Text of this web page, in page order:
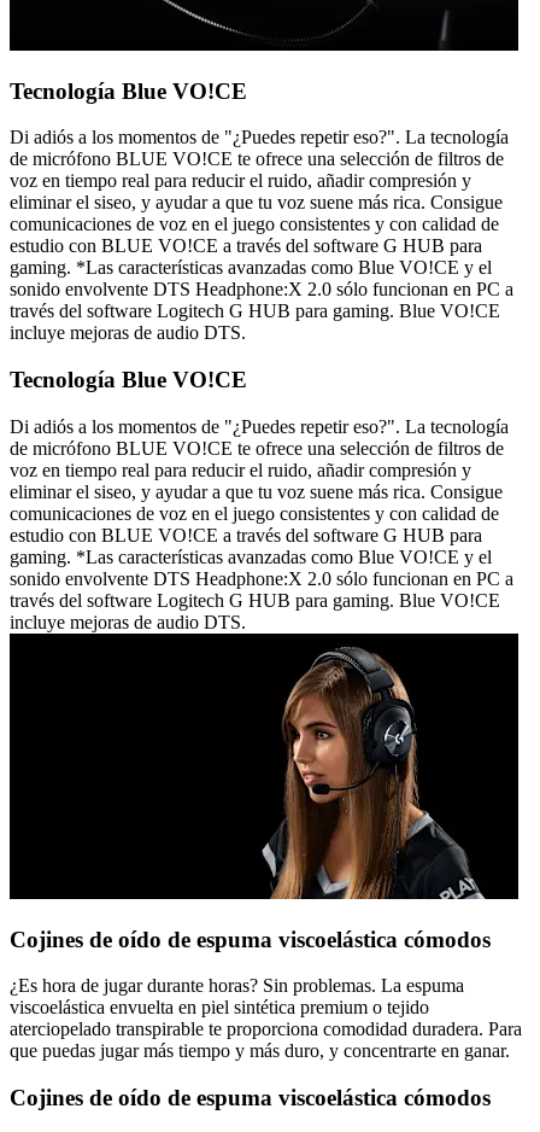
Tecnología Blue VO!CE
Di adiós a los momentos de "¿Puedes repetir eso?". La tecnología
de micrófono BLUE VO!CE te ofrece una selección de filtros de
voz en tiempo real para reducir el ruido, añadir compresión y
eliminar el siseo, y ayudar a que tu voz suene más rica. Consigue
comunicaciones de voz en el juego consistentes y con calidad de
estudio con BLUE VO!CE a través del software G HUB para
gaming. *Las características avanzadas como Blue VO!CE y el
sonido envolvente DTS Headphone:X 2.0 sólo funcionan en PC a
través del software Logitech G HUB para gaming. Blue VO!CE
incluye mejoras de audio DTS.
Tecnología Blue VO!CE
Di adiós a los momentos de "¿Puedes repetir eso?". La tecnología
de micrófono BLUE VO!CE te ofrece una selección de filtros de
voz en tiempo real para reducir el ruido, añadir compresión y
eliminar el siseo, y ayudar a que tu voz suene más rica. Consigue
comunicaciones de voz en el juego consistentes y con calidad de
estudio con BLUE VO!CE a través del software G HUB para
gaming. *Las características avanzadas como Blue VO!CE y el
sonido envolvente DTS Headphone:X 2.0 sólo funcionan en PC a
través del software Logitech G HUB para gaming. Blue VO!CE
incluye mejoras de audio DTS.
Cojines de oído de espuma viscoelástica cómodos
¿Es hora de jugar durante horas? Sin problemas. La espuma
viscoelástica envuelta en piel sintética premium o tejido
aterciopelado transpirable te proporciona comodidad duradera. Para
que puedas jugar más tiempo y más duro, y concentrarte en ganar.
Cojines de oído de espuma viscoelástica cómodos